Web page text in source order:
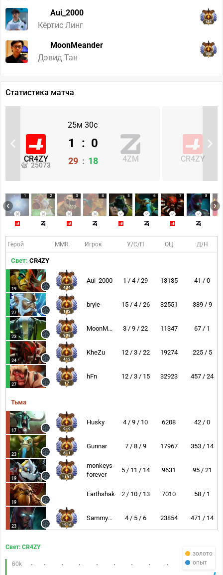
Aui_2000
Кёртис Линг
434
MoonMeander
Дэвид Тан
908
Статистика матча
25м 30с
CR4ZY
25073
4ZM
1 : 0
29 : 18 CR4ZY
1 2 3 4 5 6 7 8
Герой MMR Игрок У/С/П ОЦ Д/Н
Свет: CR4ZY
19 434
Aui_2000 1 / 4 / 29 13135 41 / 0
27 182
bryle- 15 / 4 / 26 32551 389 / 9
23 908
MoonMeander 3 / 9 / 22 11347 67 / 1
24 412
KheZu 12 / 3 / 22 19274 225 / 5
27 17
hFn 12 / 3 / 15 32923 457 / 24
Тьма
17 919
Husky 4 / 9 / 10 6208 42 / 0
23 611
Gunnar 7 / 8 / 9 17967 353 / 14
19 1192
monkeys-
forever
5 / 11 / 14 9631 95 / 21
19
Earthshaker 2 / 10 / 13 7010 58 / 1
23 1916
Sammyboy 4 / 5 / 6 23854 471 / 14
золото
опыт
Свет: CR4ZY